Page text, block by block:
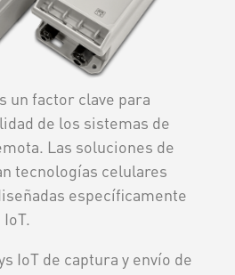
un factor clave para
de los sistemas de
Las soluciones de
tecnologías celulares
específicamente
IoT de captura y envío de